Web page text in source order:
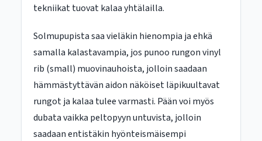
tekniikat tuovat kalaa yhtälailla.
Solmupupista saa vieläkin hienompia ja ehkä
samalla kalastavampia, jos punoo rungon vinyl
rib (small) muovinauhoista, jolloin saadaan
hämmästyttävän aidon näköiset läpikuultavat
rungot ja kalaa tulee varmasti. Pään voi myös
dubata vaikka peltopyyn untuvista, jolloin
saadaan entistäkin hyönteismäisempi